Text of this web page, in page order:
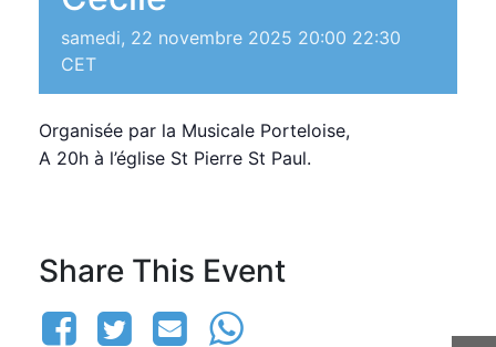
samedi, 22 novembre 2025 20:00 22:30
CET
Organisée par la Musicale Porteloise,
A 20h à l’église St Pierre St Paul.
Share This Event